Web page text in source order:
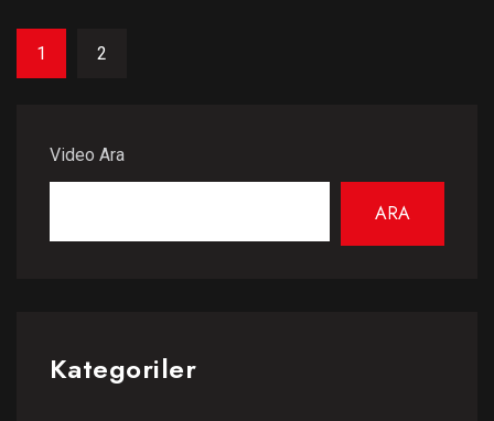
1 2
Video Ara
ARA
Kategoriler